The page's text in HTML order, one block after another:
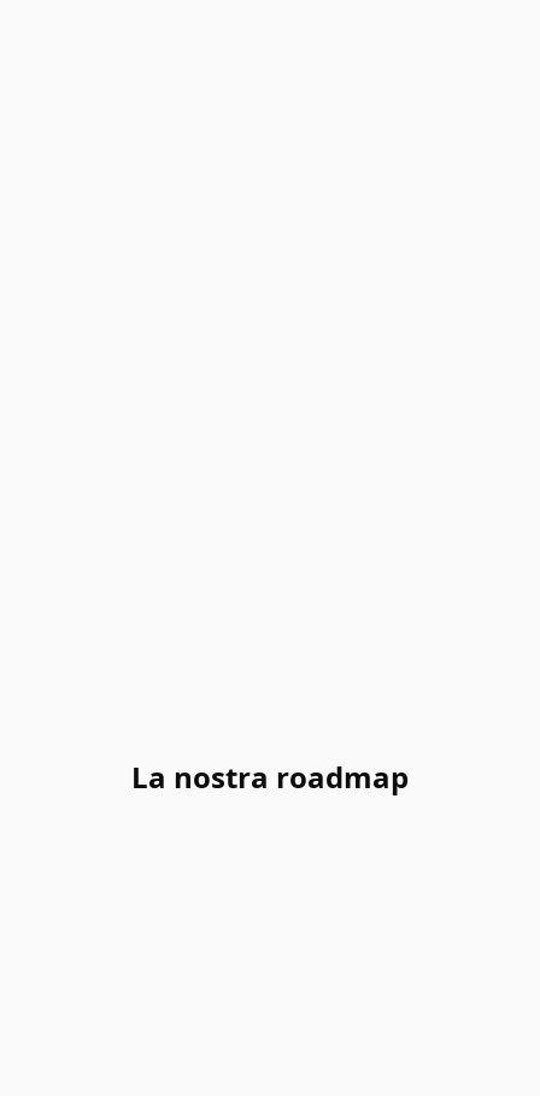
La nostra roadmap